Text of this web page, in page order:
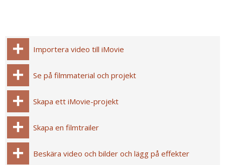
Importera video till iMovie
Se på filmmaterial och projekt
Skapa ett iMovie-projekt
Skapa en filmtrailer
Beskära video och bilder och lägg på effekter